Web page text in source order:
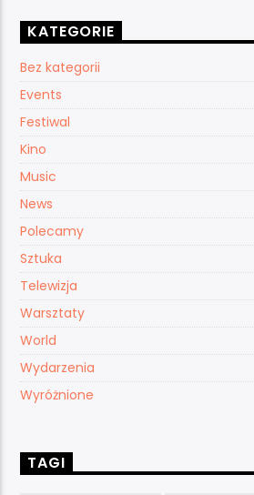
KATEGORIE
Bez kategorii
Events
Festiwal
Kino
Music
News
Polecamy
Sztuka
Telewizja
Warsztaty
World
Wydarzenia
Wyróżnione
TAGI